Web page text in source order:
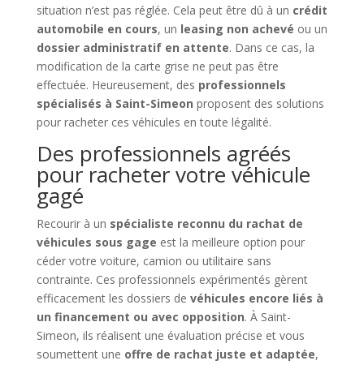
situation n’est pas réglée. Cela peut être dû à un crédit
automobile en cours, un leasing non achevé ou un
dossier administratif en attente. Dans ce cas, la
modification de la carte grise ne peut pas être
effectuée. Heureusement, des professionnels
spécialisés à Saint-Simeon proposent des solutions
pour racheter ces véhicules en toute légalité.
Des professionnels agréés
pour racheter votre véhicule
gagé
Recourir à un spécialiste reconnu du rachat de
véhicules sous gage est la meilleure option pour
céder votre voiture, camion ou utilitaire sans
contrainte. Ces professionnels expérimentés gèrent
efficacement les dossiers de véhicules encore liés à
un financement ou avec opposition. À Saint-
Simeon, ils réalisent une évaluation précise et vous
soumettent une offre de rachat juste et adaptée,